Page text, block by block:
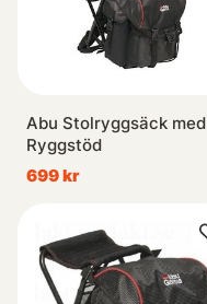
Abu Stolryggsäck med
Ryggstöd
699 kr